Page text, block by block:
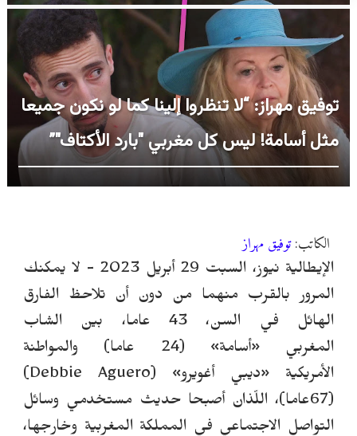
توفيق مهراز: “لا تنظروا إلينا كما لو نكون جميعا
مثل أسامة! ليس كل مغربي "بارد الأكتاف"”
الكاتب:توفيق مهراز
الإيطالية نيوز، السبت 29 أبريل 2023 -
لا يمكنك
المرور بالقرب منهما من دون أن تلاحظ الفارق
الهائل في السن، 43 عاما، بين الشاب
المغربي«
أسامة» (24 عاما) والمواطنة
الأمريكية «
ديبي أغويرو» (Debbie Aguero)
(67عاما)
، اللّذان أصبحا حديث مستخدمي وسائل
التواصل الاجتماعي في المملكة المغربية وخارجها،